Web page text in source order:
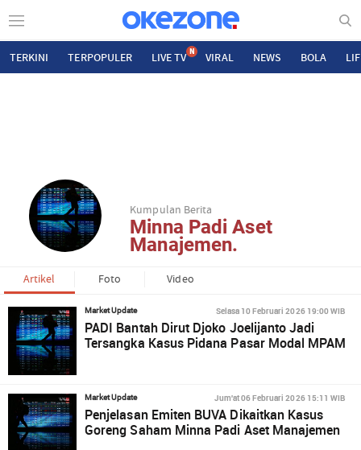
TERKINI TERPOPULER LIVE TV N VIRAL NEWS BOLA
Kumpulan Berita
Minna Padi Aset
Manajemen.
Artikel Foto Video
Market Update Selasa 10 Februari 2026 19:00 WIB
PADI Bantah Dirut Djoko Joelijanto Jadi
Tersangka Kasus Pidana Pasar Modal MPAM
Market Update Jum'at 06 Februari 2026 15:11 WIB
Penjelasan Emiten BUVA Dikaitkan Kasus
Goreng Saham Minna Padi Aset Manajemen